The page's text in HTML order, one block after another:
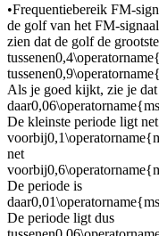
•Frequentiebereik FM-
de golf van het FM-
zien dat de golf de
tussenen
tussenen
Als je goed kijkt, zie je
daar
De kleinste periode ligt net
voorbij
net
voorbij
De periode is
daar
De periode ligt dus